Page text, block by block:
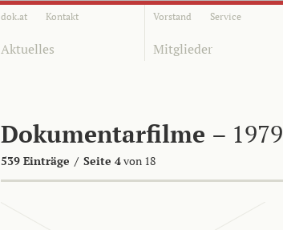
dok.at Kontakt Vorstand Service
Aktuelles Mitglieder
Dokumentarfilme – 1979
539 Einträge / Seite 4von 18